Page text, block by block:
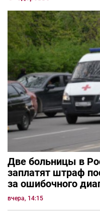
Две больницы в
заплатят штраф
за ошибочного
вчера, 14:15